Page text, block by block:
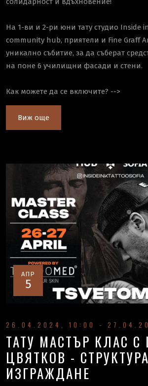
На 1-ви и 2-ри юни тату студио Inside
community hub, приятели и Fine Graff
уникално събитие, за да съберат
на поне 6 училищни фасади и стени.
Как можете да се включите? -->
Виж още
АПР
5
26.04.2024, 10:00 -
ТАТУ МАСТЪР КЛАС С
ЦВЯТКОВ -
ИЗГРАЖДАНЕ